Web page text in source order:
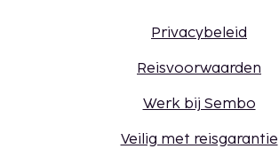
Privacybeleid
Reisvoorwaarden
Werk bij Sembo
Veilig met reisgarantie